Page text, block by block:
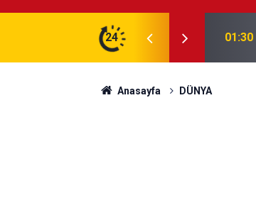
24
en yüksek seviyesine çıktı 01:26
Anasayfa DÜNYA